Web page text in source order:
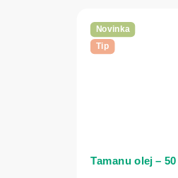
Novinka
Tip
Tamanu olej –